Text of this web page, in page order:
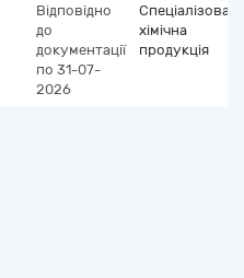
Відповідно
до
документації
по 31-07-
2026
хімічна
продукція